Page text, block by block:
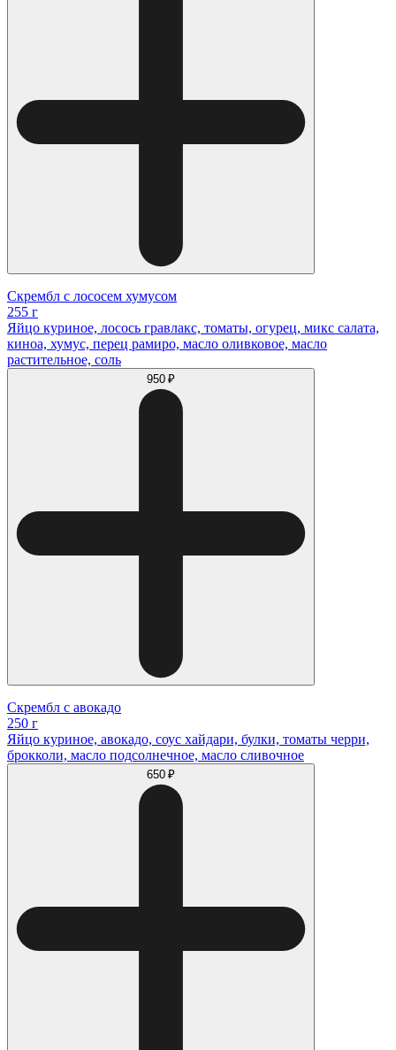
Скрембл с лососем хумусом
255 г
Яйцо куриное, лосось гравлакс, томаты, огурец, микс салата,
киноа, хумус, перец рамиро, масло оливковое, масло
растительное, соль
950 ₽
Скрембл с авокадо
250 г
Яйцо куриное, авокадо, соус хайдари, булки, томаты черри,
брокколи, масло подсолнечное, масло сливочное
650 ₽